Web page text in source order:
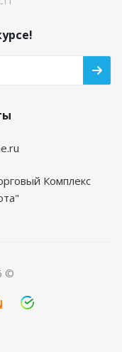
Комплекс
©